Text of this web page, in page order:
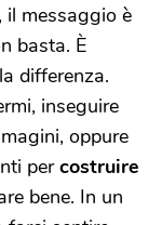
, il messaggio è
basta. È
differenza.
inseguire
oppure
percostruire
bene. In un